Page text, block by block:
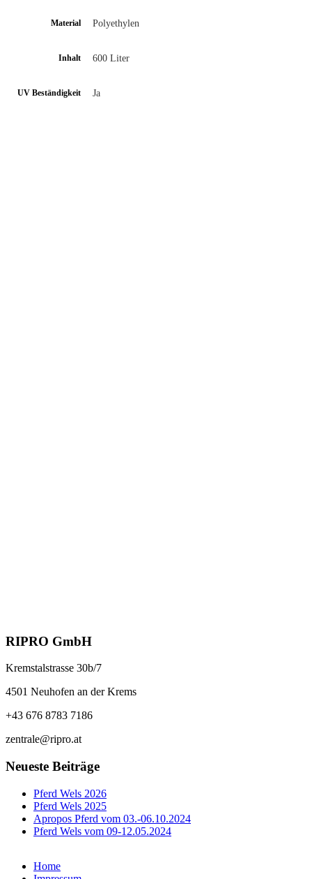
Material Polyethylen
Inhalt 600 Liter
UV Beständigkeit Ja
RIPRO GmbH
Kremstalstrasse 30b/7
4501 Neuhofen an der Krems
+43 676 8783 7186
zentrale@ripro.at
Neueste Beiträge
Pferd Wels 2026
Pferd Wels 2025
Apropos Pferd vom 03.-06.10.2024
Pferd Wels vom 09-12.05.2024
Home